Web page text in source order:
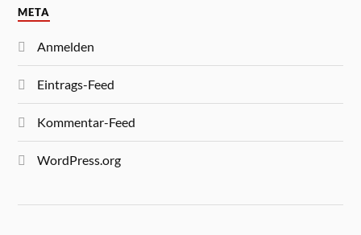
META
Anmelden
Eintrags-Feed
Kommentar-Feed
WordPress.org